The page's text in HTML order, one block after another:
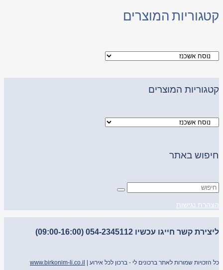
קטגוריות המוצרים
קטגוריות המוצרים
חיפוש באתר
הצהרת נגישות
ליצירת קשר חייגו עכשיו 054-2345112 (09:00-16:00)
כל הזכויות שמורות לאתר ברכונים לי - ברכון לכל אירוע | www.birkonim-li.co.il